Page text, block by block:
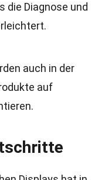
die Diagnose und
auch in der
auf